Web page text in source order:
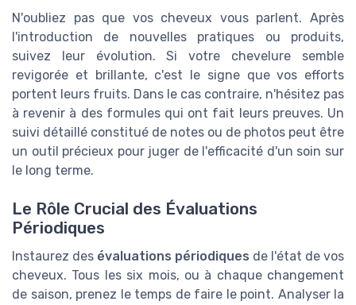
N'oubliez pas que vos cheveux vous parlent. Après
l'introduction de nouvelles pratiques ou produits,
suivez leur évolution. Si votre chevelure semble
revigorée et brillante, c'est le signe que vos efforts
portent leurs fruits. Dans le cas contraire, n'hésitez pas
à revenir à des formules qui ont fait leurs preuves. Un
suivi détaillé constitué de notes ou de photos peut être
un outil précieux pour juger de l'efficacité d'un soin sur
le long terme.
Le Rôle Crucial des Évaluations
Périodiques
Instaurez des évaluations périodiques de l'état de vos
cheveux. Tous les six mois, ou à chaque changement
de saison, prenez le temps de faire le point. Analyser la